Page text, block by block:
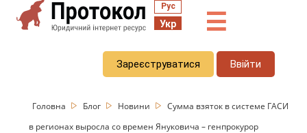
Рус
Укр ☰
Зареєструватися Ввійти
Головна Блог Новини
Сумма взяток в системе ГАСИ
в регионах выросла со времен Януковича – генпрокурор